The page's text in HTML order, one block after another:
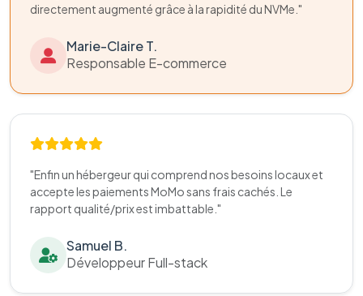
directement augmenté grâce à la rapidité du NVMe."
Marie-Claire T.
Responsable E-commerce
"Enfin un hébergeur qui comprend nos besoins locaux et
accepte les paiements MoMo sans frais cachés. Le
rapport qualité/prix est imbattable."
Samuel B.
Développeur Full-stack